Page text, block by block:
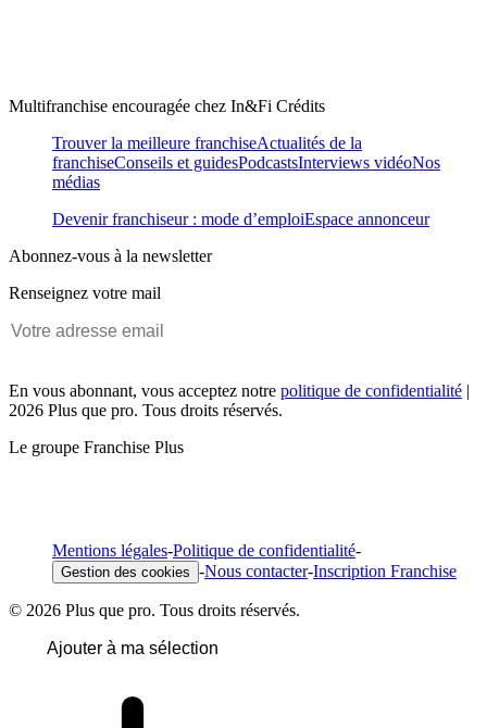
Multifranchise encouragée chez In&Fi Crédits
Trouver la meilleure franchiseActualités de la
franchiseConseils et guidesPodcastsInterviews vidéoNos
médias
Devenir franchiseur : mode d’emploiEspace annonceur
Abonnez-vous à la newsletter
Renseignez votre mail
En vous abonnant, vous acceptez notre politique de confidentialité |
2026 Plus que pro. Tous droits réservés.
Le groupe Franchise Plus
Mentions légales-Politique de confidentialité-
Gestion des cookies -Nous contacter-Inscription Franchise
© 2026 Plus que pro. Tous droits réservés.
Ajouter à ma sélection